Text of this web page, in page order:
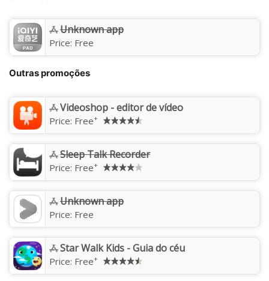
Unknown app
Price: Free
Outras promoções
Videoshop - editor de vídeo
Price: Free+
Sleep Talk Recorder
Price: Free+
Unknown app
Price: Free
Star Walk Kids - Guia do céu
Price: Free+